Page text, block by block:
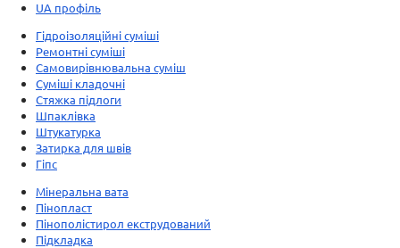
UA профіль
Гідроізоляційні суміші
Ремонтні суміші
Самовирівнювальна суміш
Суміші кладочні
Стяжка підлоги
Шпаклівка
Штукатурка
Затирка для швів
Гіпс
Мінеральна вата
Пінопласт
Пінополістирол екструдований
Підкладка